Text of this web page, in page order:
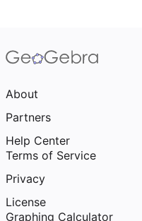
About
Partners
Help Center
Terms of Service
Privacy
License
Graphing Calculator